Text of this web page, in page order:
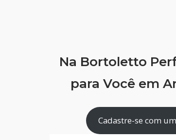
Na Bortoletto
para Você em
Cadastre-se com